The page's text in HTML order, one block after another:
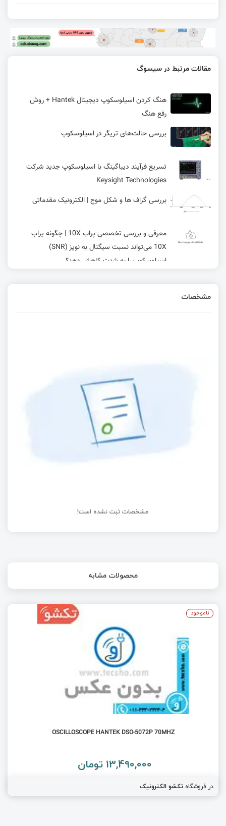
مقالات مرتبط در سیسوگ
هنگ کردن اسیلوسکوپ دیجیتال Hantek + روش
رفع هنگ
بررسی حالت‌های تریگر در اسیلوسکوپ
تسریع فرآیند دیباگینگ با اسیلوسکوپ جدید شرکت
Keysight Technologies
بررسی گراف ها و شکل موج | الکترونیک مقدماتی
معرفی و بررسی تخصصی پراب 10X | چگونه پراب
10X می‌تواند نسبت سیگنال به نویز (SNR)
اسیلوسکوپ را به شدت کاهش دهد؟
مشخصات
مشخصات ثبت نشده است!
محصولات مشابه
OSCILLOSCOPE HANTEK DSO-5072P 70MHZ
13,490,000 تومان
در فروشگاه تکشو الکترونیک
ناموجود